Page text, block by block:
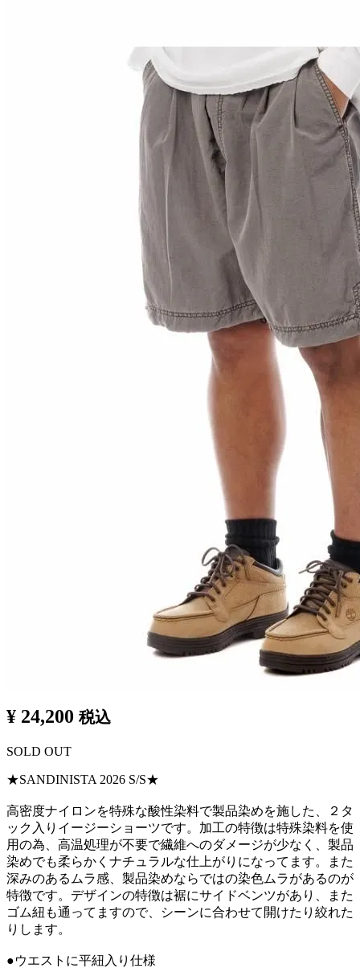
¥ 24,200 税込
SOLD OUT
★SANDINISTA 2026 S/S★
高密度ナイロンを特殊な酸性染料で製品染めを施した、２タ
ック入りイージーショーツです。加工の特徴は特殊染料を使
用の為、高温処理が不要で繊維へのダメージが少なく、製品
染めでも柔らかくナチュラルな仕上がりになってます。また
深みのあるムラ感、製品染めならではの染色ムラがあるのが
特徴です。デザインの特徴は裾にサイドベンツがあり、また
ゴム紐も通ってますので、シーンに合わせて開けたり絞れた
りします。
●ウエストに平紐入り仕様